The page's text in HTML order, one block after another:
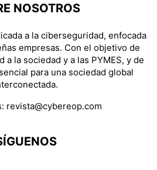
NOSOTROS
a la ciberseguridad, enfocada
empresas. Con el objetivo de
a la sociedad y a las PYMES, y de
para una sociedad global
revista@cybereop.com